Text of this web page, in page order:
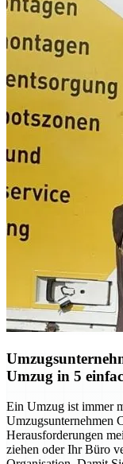
Umzug in 5
Ein Umzug ist immer
Umzugsunternehmen
Herausforderungen
ziehen oder Ihr Büro